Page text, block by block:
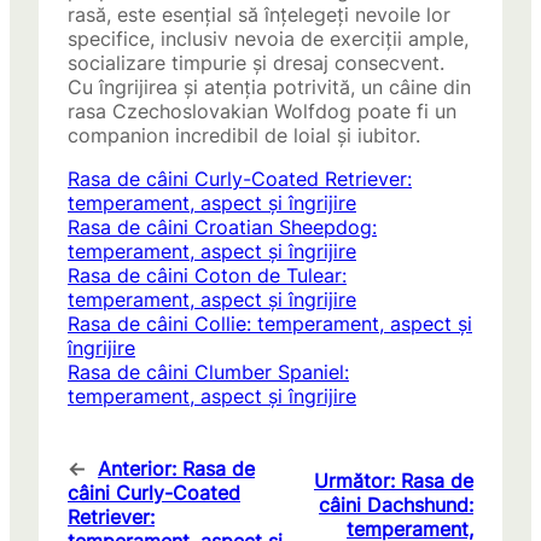
rasă, este esențial să înțelegeți nevoile lor
specifice, inclusiv nevoia de exerciții ample,
socializare timpurie și dresaj consecvent.
Cu îngrijirea și atenția potrivită, un câine din
rasa Czechoslovakian Wolfdog poate fi un
companion incredibil de loial și iubitor.
Rasa de câini Curly-Coated Retriever:
temperament, aspect și îngrijire
Rasa de câini Croatian Sheepdog:
temperament, aspect și îngrijire
Rasa de câini Coton de Tulear:
temperament, aspect și îngrijire
Rasa de câini Collie: temperament, aspect și
îngrijire
Rasa de câini Clumber Spaniel:
temperament, aspect și îngrijire
← Anterior: Rasa de
câini Curly-Coated
Retriever:
Următor: Rasa de
câini Dachshund:
temperament,